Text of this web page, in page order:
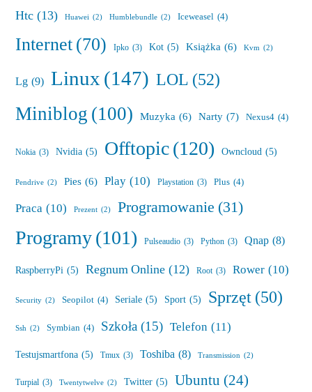
Htc (13) Huawei (2) Humblebundle (2) Iceweasel (4)
Internet(70) Ipko (3) Kot (5) Książka (6) Kvm (2)
Lg (9) Linux(147) LOL (52)
Miniblog (100) Muzyka (6) Narty (7) Nexus4 (4)
Nokia (3) Nvidia (5) Offtopic(120) Owncloud (5)
Pendrive (2) Pies (6) Play (10) Playstation (3) Plus (4)
Praca (10) Prezent (2) Programowanie (31)
Programy(101) Pulseaudio (3) Python (3) Qnap (8)
RaspberryPi (5) Regnum Online (12) Root (3) Rower (10)
Security (2) Seopilot (4) Seriale (5) Sport (5) Sprzęt(50)
Ssh (2) Symbian (4) Szkoła (15) Telefon (11)
Testujsmartfona (5) Tmux (3) Toshiba (8) Transmission (2)
Turpial (3) Twentytwelve (2) Twitter (5) Ubuntu (24)